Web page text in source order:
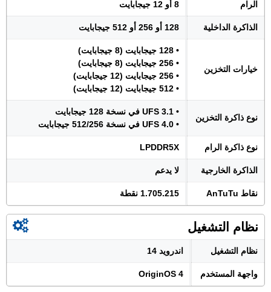
الرام 8 أو 12 جيجابايت
الذاكرة الداخلية 128 أو 256 أو 512 جيجابايت
خيارات التخزين
• 128 جيجابايت (8 جيجابايت)
• 256 جيجابايت (8 جيجابايت)
• 256 جيجابايت (12 جيجابايت)
• 512 جيجابايت (12 جيجابايت)
نوع ذاكرة التخزين
• UFS 3.1 في نسخة 128 جيجابايت
• UFS 4.0 في نسخة 512/256 جيجابايت
نوع ذاكرة الرام LPDDR5X
الذاكرة الخارجية لا يدعم
نقاط AnTuTu 1.705.215 نقطة
نظام التشغيل
نظام التشغيل اندرويد 14
واجهة المستخدم OriginOS 4